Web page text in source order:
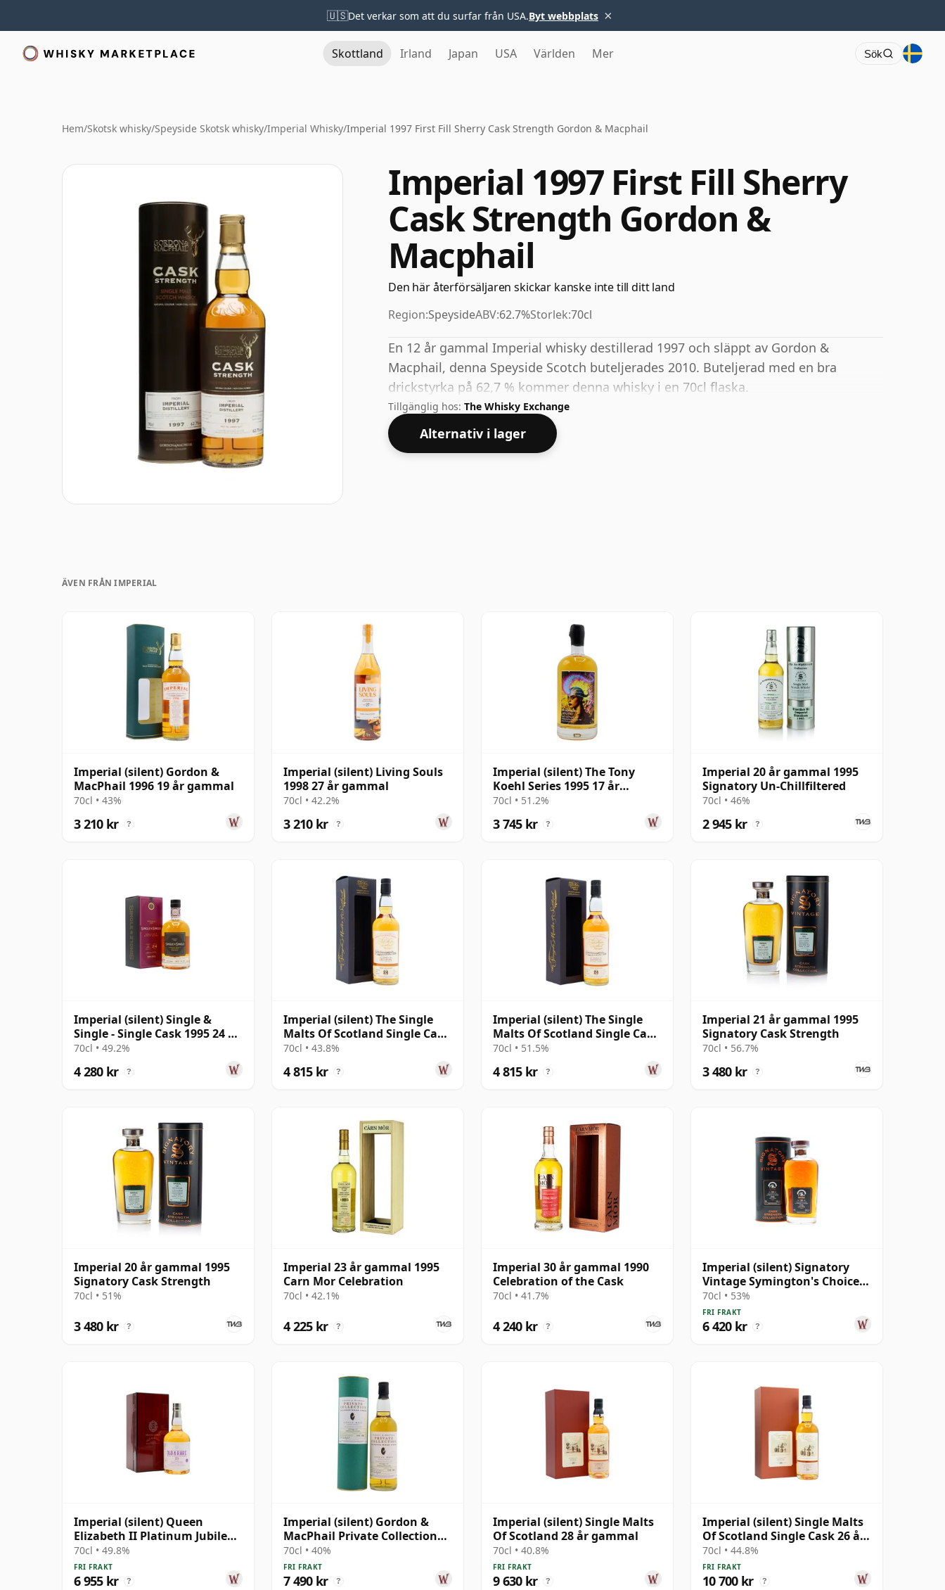
🇺🇸Det verkar som att du surfar från USA.Byt webbplats ×
Skottland Irland Japan USA Världen Mer Sök
Hem/Skotsk whisky/Speyside Skotsk whisky/Imperial Whisky/Imperial 1997 First Fill Sherry Cask Strength Gordon & Macphail
Imperial 1997 First Fill Sherry
Cask Strength Gordon &
Macphail
Den här återförsäljaren skickar kanske inte till ditt land
Region:SpeysideABV:62.7%Storlek:70cl
En 12 år gammal Imperial whisky destillerad 1997 och släppt av Gordon &
Macphail, denna Speyside Scotch buteljerades 2010. Buteljerad med en bra
drickstyrka på 62,7 % kommer denna whisky i en 70cl flaska.
Tillgänglig hos: The Whisky Exchange
Alternativ i lager
ÄVEN FRÅN IMPERIAL
Imperial (silent) Gordon &
MacPhail 1996 19 år gammal
70cl • 43%
3 210 kr ?
Imperial (silent) Living Souls
1998 27 år gammal
70cl • 42.2%
3 210 kr ?
Imperial (silent) The Tony
Koehl Series 1995 17 år
gammal
70cl • 51.2%
3 745 kr ?
Imperial 20 år gammal 1995
Signatory Un-Chillfiltered
70cl • 46%
2 945 kr ?
Imperial (silent) Single &
Single - Single Cask 1995 24 år
gammal
70cl • 49.2%
4 280 kr ?
Imperial (silent) The Single
Malts Of Scotland Single Cask
#5869 1994 24 år gammal
70cl • 43.8%
4 815 kr ?
Imperial (silent) The Single
Malts Of Scotland Single Cask
#7898 1995 24 år gammal
70cl • 51.5%
4 815 kr ?
Imperial 21 år gammal 1995
Signatory Cask Strength
70cl • 56.7%
3 480 kr ?
Imperial 20 år gammal 1995
Signatory Cask Strength
70cl • 51%
3 480 kr ?
Imperial 23 år gammal 1995
Carn Mor Celebration
70cl • 42.1%
4 225 kr ?
Imperial 30 år gammal 1990
Celebration of the Cask
70cl • 41.7%
4 240 kr ?
Imperial (silent) Signatory
Vintage Symington's Choice
Single Cask # 1995 30 år
gammal
70cl • 53%
FRI FRAKT
6 420 kr ?
Imperial (silent) Queen
Elizabeth II Platinum Jubilee
Hunter Laing's 1998 23 år
gammal
70cl • 49.8%
FRI FRAKT
6 955 kr ?
Imperial (silent) Gordon &
MacPhail Private Collection
Calvados Wood 1990 9 år
gammal
70cl • 40%
FRI FRAKT
7 490 kr ?
Imperial (silent) Single Malts
Of Scotland 28 år gammal
70cl • 40.8%
FRI FRAKT
9 630 kr ?
Imperial (silent) Single Malts
Of Scotland Single Cask 26 år
gammal
70cl • 44.8%
FRI FRAKT
10 700 kr ?